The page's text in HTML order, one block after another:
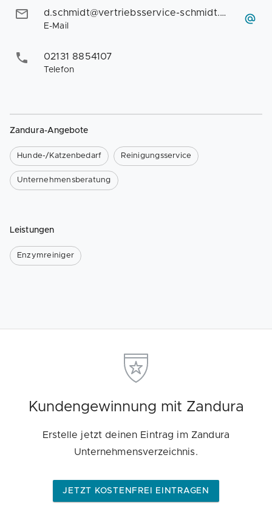
d.schmidt@vertriebsservice-schmidt.de
E-Mail
02131 8854107
Telefon
Zandura-Angebote
Hunde-/Katzenbedarf Reinigungsservice
Unternehmensberatung
Leistungen
Enzymreiniger
Kundengewinnung mit Zandura
Erstelle jetzt deinen Eintrag im Zandura
Unternehmensverzeichnis.
JETZT KOSTENFREI EINTRAGEN